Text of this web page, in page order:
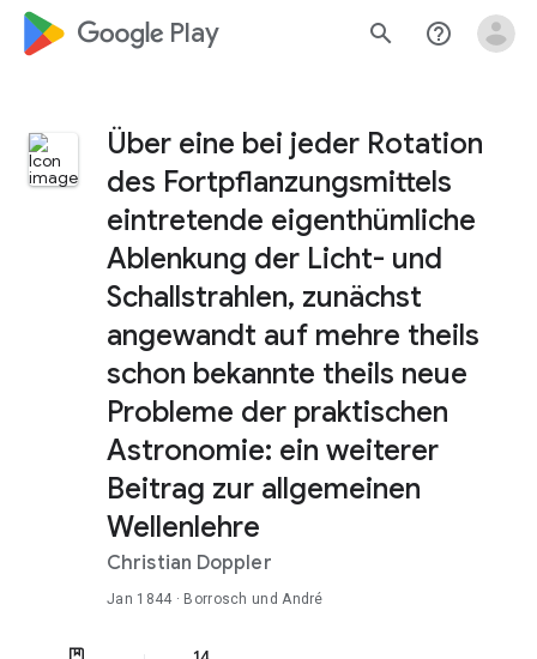
google_logo Play search help_outline
Über eine bei jeder Rotation
des Fortpflanzungsmittels
eintretende eigenthümliche
Ablenkung der Licht- und
Schallstrahlen, zunächst
angewandt auf mehre theils
schon bekannte theils neue
Probleme der praktischen
Astronomie: ein weiterer
Beitrag zur allgemeinen
Wellenlehre
Christian Doppler
Jan 1844 · Borrosch und André